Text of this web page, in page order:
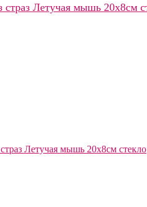
страз Летучая мышь 20x8см